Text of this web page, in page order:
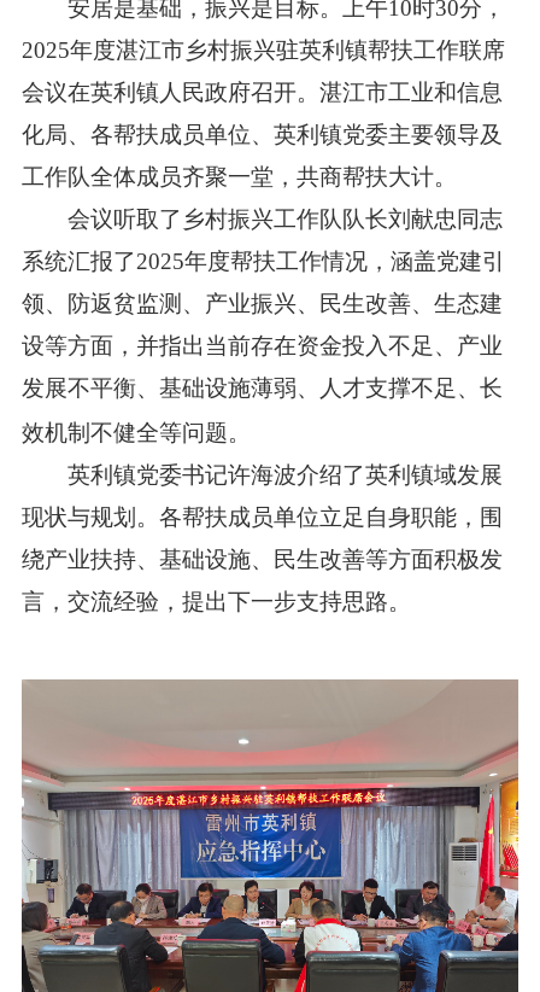
安居是基础，振兴是目标。上午10时30分，
2025年度湛江市乡村振兴驻英利镇帮扶工作联席
会议在英利镇人民政府召开。湛江市工业和信息
化局、各帮扶成员单位、英利镇党委主要领导及
工作队全体成员齐聚一堂，共商帮扶大计。
会议听取了乡村振兴工作队队长刘献忠同志
系统汇报了2025年度帮扶工作情况，涵盖党建引
领、防返贫监测、产业振兴、民生改善、生态建
设等方面，并指出当前存在资金投入不足、产业
发展不平衡、基础设施薄弱、人才支撑不足、长
效机制不健全等问题。
英利镇党委书记许海波介绍了英利镇域发展
现状与规划。各帮扶成员单位立足自身职能，围
绕产业扶持、基础设施、民生改善等方面积极发
言，交流经验，提出下一步支持思路。